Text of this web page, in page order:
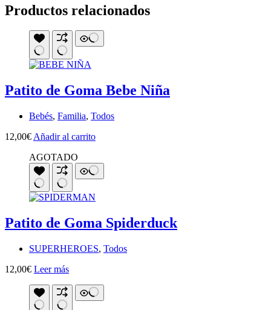
Productos relacionados
Patito de Goma Bebe Niña
Bebés, Familia, Todos
12,00€ Añadir al carrito
AGOTADO
Patito de Goma Spiderduck
SUPERHEROES, Todos
12,00€ Leer más